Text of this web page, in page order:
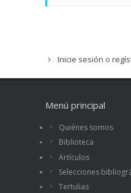
Inicie sesión o
Menú principal
Quiénes somos
Biblioteca
Artículos
Selecciones
Tertulias